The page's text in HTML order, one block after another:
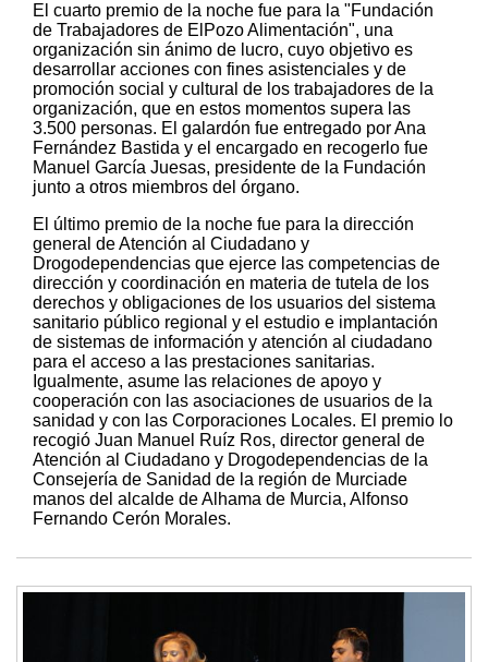
El cuarto premio de la noche fue para la "Fundación
de Trabajadores de ElPozo Alimentación", una
organización sin ánimo de lucro, cuyo objetivo es
desarrollar acciones con fines asistenciales y de
promoción social y cultural de los trabajadores de la
organización, que en estos momentos supera las
3.500 personas. El galardón fue entregado por Ana
Fernández Bastida y el encargado en recogerlo fue
Manuel García Juesas, presidente de la Fundación
junto a otros miembros del órgano.
El último premio de la noche fue para la dirección
general de Atención al Ciudadano y
Drogodependencias que ejerce las competencias de
dirección y coordinación en materia de tutela de los
derechos y obligaciones de los usuarios del sistema
sanitario público regional y el estudio e implantación
de sistemas de información y atención al ciudadano
para el acceso a las prestaciones sanitarias.
Igualmente, asume las relaciones de apoyo y
cooperación con las asociaciones de usuarios de la
sanidad y con las Corporaciones Locales. El premio lo
recogió Juan Manuel Ruíz Ros, director general de
Atención al Ciudadano y Drogodependencias de la
Consejería de Sanidad de la región de Murciade
manos del alcalde de Alhama de Murcia, Alfonso
Fernando Cerón Morales.